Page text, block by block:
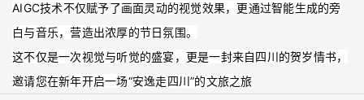
AIGC技术不仅赋予了画面灵动的视觉效果，更通过智能生成的旁
白与音乐，营造出浓厚的节日氛围。
这不仅是一次视觉与听觉的盛宴，更是一封来自四川的贺岁情书，
邀请您在新年开启一场“安逸走四川”的文旅之旅